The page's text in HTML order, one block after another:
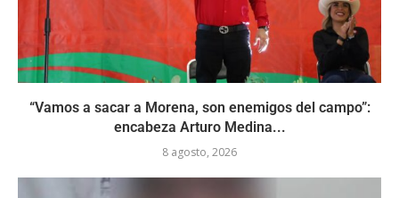
“Vamos a sacar a Morena, son enemigos del campo”:
encabeza Arturo Medina...
8 agosto, 2026